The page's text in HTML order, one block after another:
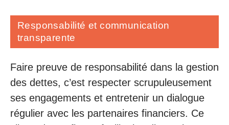
Responsabilité et communication
transparente
Faire preuve de responsabilité dans la gestion
des dettes, c’est respecter scrupuleusement
ses engagements et entretenir un dialogue
régulier avec les partenaires financiers. Ce